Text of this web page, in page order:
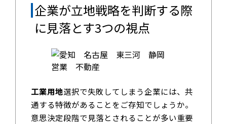
企業が立地戦略を判断する際
に見落とす3つの視点
工業用地選択で失敗してしまう企業には、共
通する特徴があることをご存知でしょうか。
意思決定段階で見落とされることが多い重要